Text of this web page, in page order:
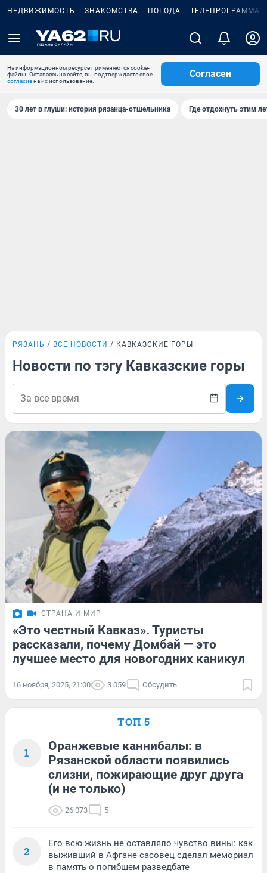
НЕДВИЖИМОСТЬ ЗНАКОМСТВА ПОГОДА ТЕЛЕПРОГРАММА
На информационном ресурсе применяются cookie-
файлы. Оставаясь на сайте, вы подтверждаете свое
согласиена их использование.
Согласен
30 лет в глуши: история рязанца-отшельника Где отдохнуть этим
РЯЗАНЬ ВСЕ НОВОСТИ КАВКАЗСКИЕ ГОРЫ
Новости по тэгу Кавказские горы
СТРАНА И МИР
«Это честный Кавказ». Туристы
рассказали, почему Домбай — это
лучшее место для новогодних каникул
16 ноября, 2025, 21:00 3 059 Обсудить
ТОП 5
1
Оранжевые каннибалы: в
Рязанской области появились
слизни, пожирающие друг друга
(и не только)
26 073 5
2
Его всю жизнь не оставляло чувство вины: как
выживший в Афгане сасовец сделал мемориал
в память о погибшем разведбате